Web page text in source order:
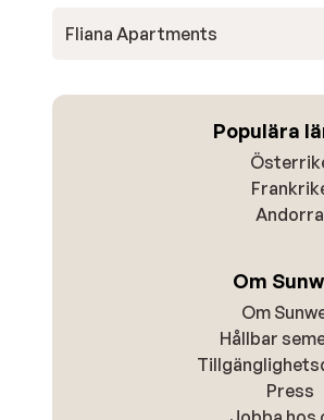
Fliana Apartments
Populära
Andorra
Om
Om
Hållbar
Press